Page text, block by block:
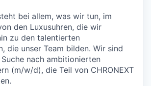
bei allem, was wir tun, im
den Luxusuhren, die wir
zu den talentierten
die unser Team bilden. Wir sind
nach ambitionierten
(m/w/d), die Teil von CHRONEXT